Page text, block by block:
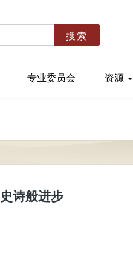
搜索
专业委员会 资源
诗般进步